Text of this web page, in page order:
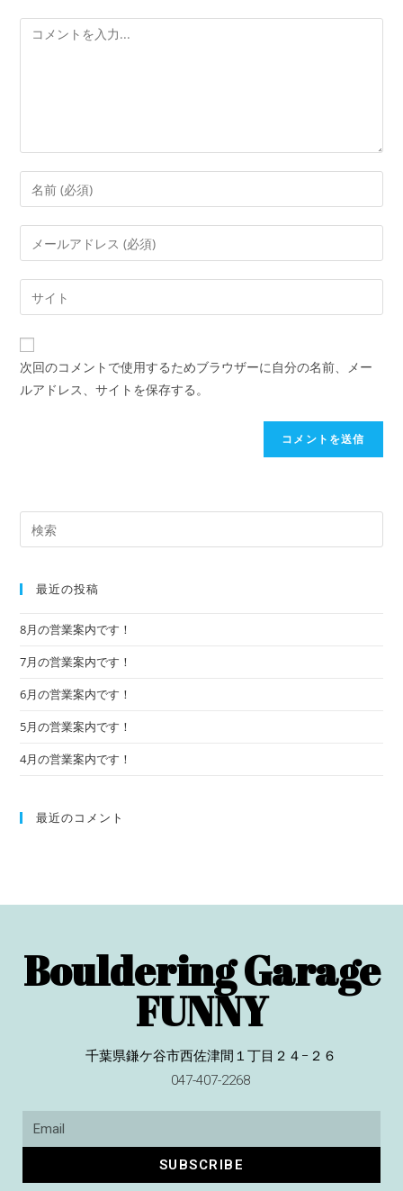
次回のコメントで使用するためブラウザーに自分の名前、メー
ルアドレス、サイトを保存する。
最近の投稿
8月の営業案内です！
7月の営業案内です！
6月の営業案内です！
5月の営業案内です！
4月の営業案内です！
最近のコメント
Bouldering Garage
FUNNY
千葉県鎌ケ谷市西佐津間１丁目２４−２６
047-407-2268
SUBSCRIBE